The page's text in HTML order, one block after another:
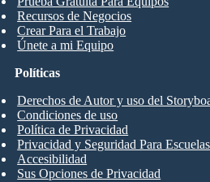
Recursos de Negocios
Crear Para el Trabajo
Únete a mi Equipo
Políticas
Derechos de Autor y uso del
Condiciones de uso
Política de Privacidad
Privacidad y Seguridad Para
Accesibilidad
Sus Opciones de Privacidad